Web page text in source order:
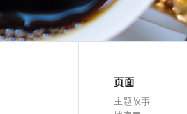
页面
主题故事